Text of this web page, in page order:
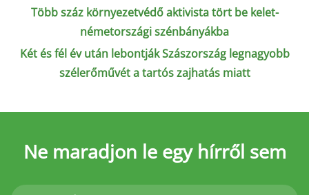
Több száz környezetvédő aktivista tört be kelet-
németországi szénbányákba
Két és fél év után lebontják Szászország legnagyobb
szélerőművét a tartós zajhatás miatt
Ne maradjon le egy hírről sem